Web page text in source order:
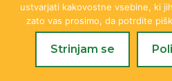
potrebi nameščeni le v
Vidi se, da zastavijo dobro,
pa nekega managerja, ki bi
ustvarjati kakovostne vsebine, ki
zato vas prosimo, da potrdite
Strinjam se